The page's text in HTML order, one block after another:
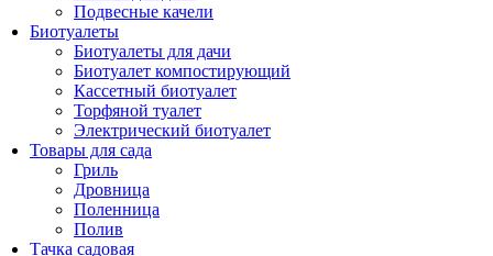
Подвесные качели
Биотуалеты
Биотуалеты для дачи
Биотуалет компостирующий
Кассетный биотуалет
Торфяной туалет
Электрический биотуалет
Товары для сада
Гриль
Дровница
Поленница
Полив
Тачка садовая